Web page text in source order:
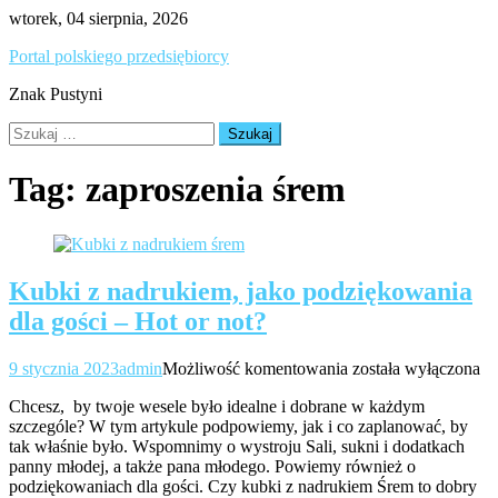
Skip
content
wtorek, 04 sierpnia, 2026
Portal polskiego przedsiębiorcy
Znak Pustyni
Szukaj:
Tag: zaproszenia śrem
Kubki z nadrukiem, jako podziękowania
dla gości – Hot or not?
9 stycznia 2023adminMożliwość komentowania Kubki
nadrukiem,
jako
podziękowania
dla
gości
została wyłączona
Chcesz, by twoje wesele było idealne i dobrane w każdym
szczególe? W tym artykule podpowiemy, jak i co zaplanować, by
tak właśnie było. Wspomnimy o wystroju Sali, sukni i dodatkach
panny młodej, a także pana młodego. Powiemy również o
podziękowaniach dla gości. Czy kubki z nadrukiem Śrem to dobry